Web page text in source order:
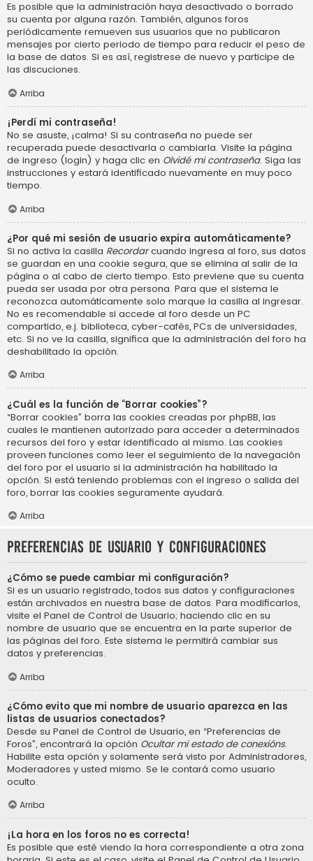
Es posible que la administración haya desactivado o borrado
su cuenta por alguna razón. También, algunos foros
periódicamente remueven sus usuarios que no publicaron
mensajes por cierto periodo de tiempo para reducir el peso de
la base de datos. Si es así, registrese de nuevo y participe de
las discuciones.
Arriba
¡Perdí mi contraseña!
No se asuste, ¡calma! Si su contraseña no puede ser
recuperada puede desactivarla o cambiarla. Visite la página
de ingreso (login) y haga clic en Olvidé mi contraseña. Siga las
instrucciones y estará identificado nuevamente en muy poco
tiempo.
Arriba
¿Por qué mi sesión de usuario expira automáticamente?
Si no activa la casilla Recordarcuando ingresa al foro, sus datos
se guardan en una cookie segura, que se elimina al salir de la
página o al cabo de cierto tiempo. Esto previene que su cuenta
pueda ser usada por otra persona. Para que el sistema le
reconozca automáticamente solo marque la casilla al ingresar.
No es recomendable si accede al foro desde un PC
compartido, e.j. biblioteca, cyber-cafés, PCs de universidades,
etc. Si no ve la casilla, significa que la administración del foro ha
deshabilitado la opción.
Arriba
¿Cuál es la función de “Borrar cookies”?
“Borrar cookies” borra las cookies creadas por phpBB, las
cuales le mantienen autorizado para acceder a determinados
recursos del foro y estar identificado al mismo. Las cookies
proveen funciones como leer el seguimiento de la navegación
del foro por el usuario si la administración ha habilitado la
opción. Si está teniendo problemas con el ingreso o salida del
foro, borrar las cookies seguramente ayudará.
Arriba
Preferencias de usuario y configuraciones
¿Cómo se puede cambiar mi configuración?
Si es un usuario registrado, todos sus datos y configuraciones
están archivados en nuestra base de datos. Para modificarlos,
visite el Panel de Control de Usuario; haciendo clic en su
nombre de usuario que se encuentra en la parte superior de
las páginas del foro. Este sistema le permitirá cambiar sus
datos y preferencias.
Arriba
¿Cómo evito que mi nombre de usuario aparezca en las
listas de usuarios conectados?
Desde su Panel de Control de Usuario, en “Preferencias de
Foros”, encontrará la opción Ocultar mi estado de conexións.
Habilite esta opción y solamente será visto por Administradores,
Moderadores y usted mismo. Se le contará como usuario
oculto.
Arriba
¡La hora en los foros no es correcta!
Es posible que esté viendo la hora correspondiente a otra zona